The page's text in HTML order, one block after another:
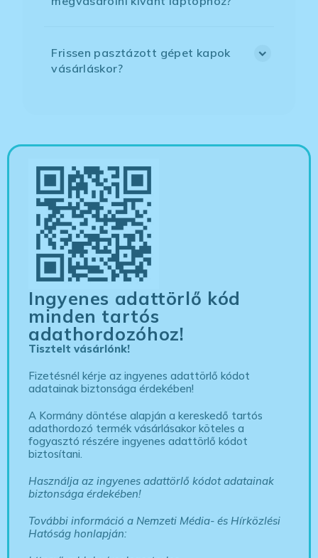
Frissen pasztázott gépet kapok
vásárláskor?
Ingyenes adattörlő kód
minden tartós
adathordozóhoz!
Tisztelt vásárlónk!
Fizetésnél kérje az ingyenes adattörlő kódot
adatainak biztonsága érdekében!
A Kormány döntése alapján a kereskedő tartós
adathordozó termék vásárlásakor köteles a
fogyasztó részére ingyenes adattörlő kódot
biztosítani.
Használja az ingyenes adattörlő kódot adatainak
biztonsága érdekében!
További információ a Nemzeti Média- és Hírközlési
Hatóság honlapján: